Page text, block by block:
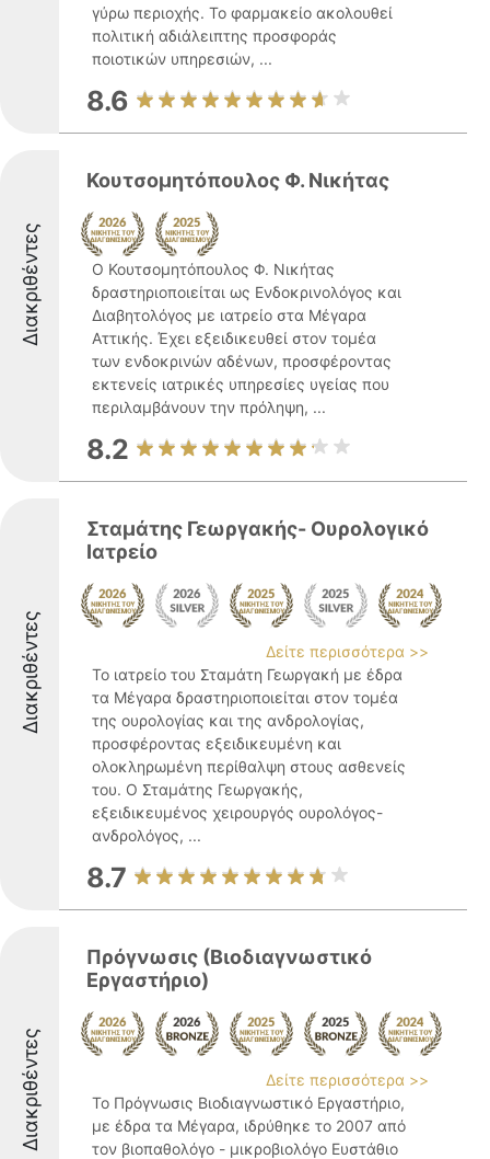
γύρω περιοχής. Το φαρμακείο ακολουθεί
πολιτική αδιάλειπτης προσφοράς
ποιοτικών υπηρεσιών, ...
8.6
Διακριθέντες
Κουτσομητόπουλος Φ. Νικήτας
Ο Κουτσομητόπουλος Φ. Νικήτας
δραστηριοποιείται ως Ενδοκρινολόγος και
Διαβητολόγος με ιατρείο στα Μέγαρα
Αττικής. Έχει εξειδικευθεί στον τομέα
των ενδοκρινών αδένων, προσφέροντας
εκτενείς ιατρικές υπηρεσίες υγείας που
περιλαμβάνουν την πρόληψη, ...
8.2
Διακριθέντες
Σταμάτης Γεωργακής- Ουρολογικό
Ιατρείο
Δείτε περισσότερα >>
Το ιατρείο του Σταμάτη Γεωργακή με έδρα
τα Μέγαρα δραστηριοποιείται στον τομέα
της ουρολογίας και της ανδρολογίας,
προσφέροντας εξειδικευμένη και
ολοκληρωμένη περίθαλψη στους ασθενείς
του. Ο Σταμάτης Γεωργακής,
εξειδικευμένος χειρουργός ουρολόγος-
ανδρολόγος, ...
8.7
Διακριθέντες
Πρόγνωσις (Βιοδιαγνωστικό
Εργαστήριο)
Δείτε περισσότερα >>
Το Πρόγνωσις Βιοδιαγνωστικό Εργαστήριο,
με έδρα τα Μέγαρα, ιδρύθηκε το 2007 από
τον βιοπαθολόγο - μικροβιολόγο Ευστάθιο